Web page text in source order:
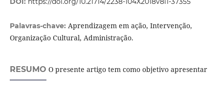
Palavras-chave: Aprendizagem em ação, Intervenção,
Organização Cultural, Administração.
RESUMO O presente artigo tem como objetivo apresentar